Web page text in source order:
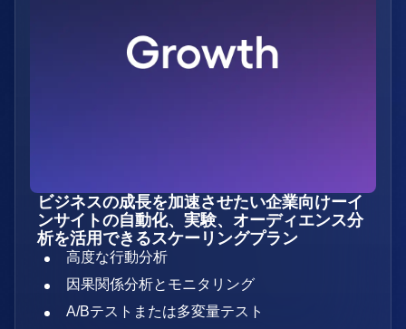
ビジネスの成長を加速させたい企業向けーイ
ンサイトの自動化、実験、オーディエンス分
析を活用できるスケーリングプラン
高度な行動分析
因果関係分析とモニタリング
A/Bテストまたは多変量テスト